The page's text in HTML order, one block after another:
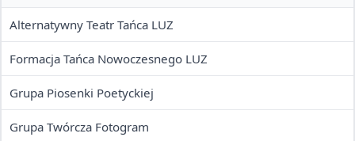
Alternatywny Teatr Tańca LUZ
Formacja Tańca Nowoczesnego LUZ
Grupa Piosenki Poetyckiej
Grupa Twórcza Fotogram